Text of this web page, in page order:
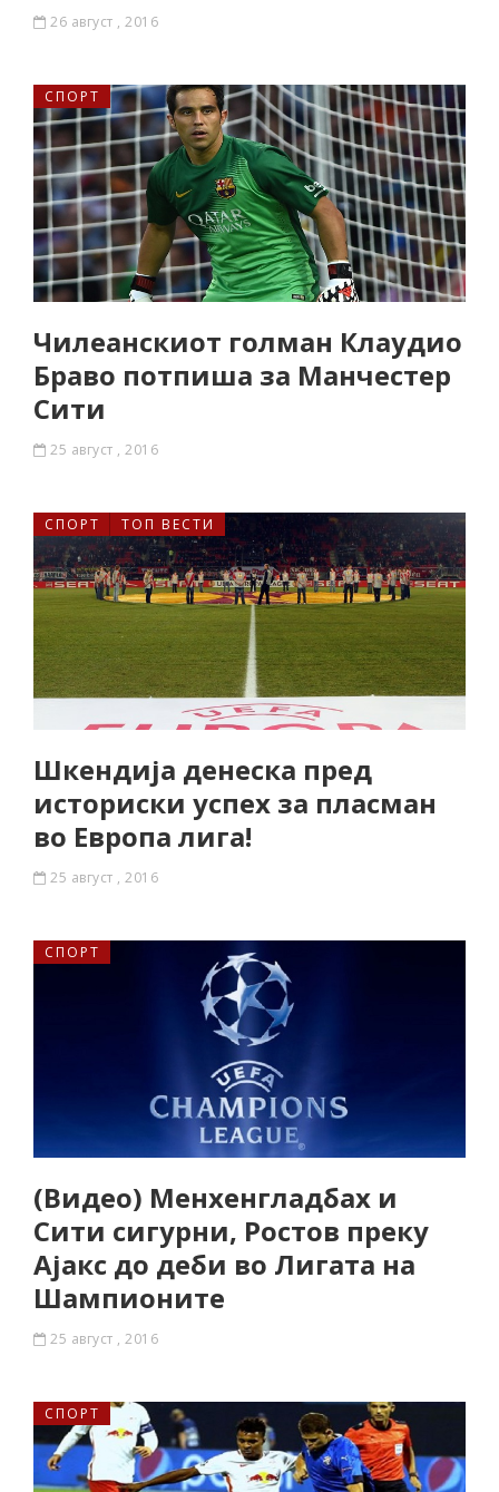
26 август , 2016
СПОРТ
Чилеанскиот голман Клаудио
Браво потпиша за Манчестер
Сити
25 август , 2016
СПОРТ ТОП ВЕСТИ
Шкендија денеска пред
историски успех за пласман
во Европа лига!
25 август , 2016
СПОРТ
(Видео) Менхенгладбах и
Сити сигурни, Ростов преку
Ајакс до деби во Лигата на
Шампионите
25 август , 2016
СПОРТ